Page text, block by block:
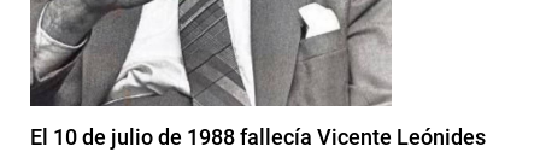
El 10 de julio de 1988 fallecía Vicente Leónides